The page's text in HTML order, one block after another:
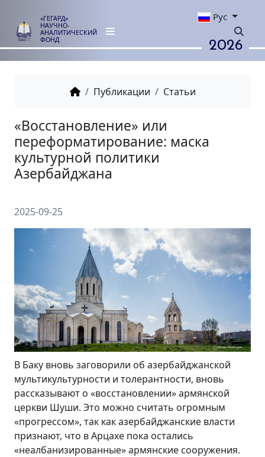
«ГЕГАРД»
НАУЧНО-
АНАЛИТИЧЕСКИЙ
ФОНД
Рус
2026
Публикации Статьи
«Восстановление» или
переформатирование: маска
Азербайджана
2025-09-25
В Баку вновь заговорили об азербайджанской
мультикультурности и толерантности, вновь
рассказывают о «восстановлении» армянской
церкви Шуши. Это можно считать огромным
«прогрессом», так как азербайджанские власти
признают, что в Арцахе пока остались
«неалбанизированные» армянские сооружения.